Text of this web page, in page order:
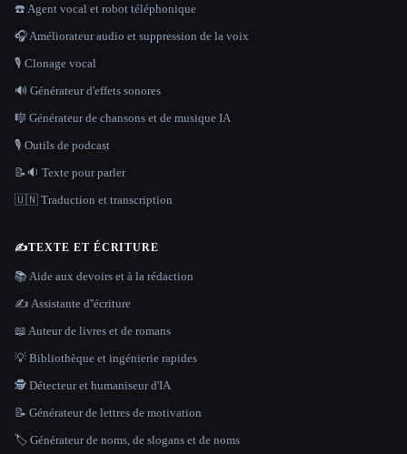
☎️ Agent vocal et robot téléphonique
🎧 Améliorateur audio et suppression de la voix
🎙️ Clonage vocal
🔊 Générateur d'effets sonores
🎼 Générateur de chansons et de musique IA
🎙️ Outils de podcast
📝🔉 Texte pour parler
🇺🇳 Traduction et transcription
✍️TEXTE ET ÉCRITURE
📚 Aide aux devoirs et à la rédaction
✍️ Assistante d''écriture
📖 Auteur de livres et de romans
💡 Bibliothèque et ingénierie rapides
🕵️ Détecteur et humaniseur d'IA
📝 Générateur de lettres de motivation
🏷️ Générateur de noms, de slogans et de noms